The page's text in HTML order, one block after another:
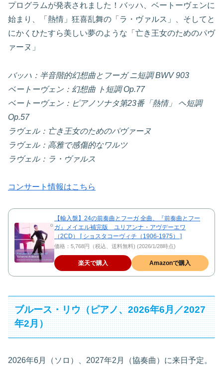
プログラムが発表されました！バッハ、ベートーヴェンに
始まり、「熱情」狂喜乱舞の「ラ・ヴァルス」、そしてと
にかくひたすら美しい夢のような「亡き王女のためのパヴ
ァーヌ」
バッハ：半音階的幻想曲とフーガ ニ短調 BWV 903
ベートーヴェン：幻想曲 ト短調 Op.77
ベートーヴェン：ピアノソナタ第23番「熱情」 ヘ短調
Op.57
ラヴェル：亡き王女のためのパヴァーヌ
ラヴェル：高雅で感傷的なワルツ
ラヴェル：ラ・ヴァルス
コンサート情報はこちら
【輸入盤】24の前奏曲とフーガ 全曲、『前奏曲とフー
ガ』メイエル補完版 ユリアンナ・アヴデーエワ
（2CD） [ ショスタコーヴィチ（1906-1975） ]
価格：5,768円（税込、送料無料) (2026/1/28時点)
楽天で購入 Amazonで購入
ブルース・リウ（ピアノ、2026年6月／2027
年2月）
2026年6月（ソロ）、2027年2月（協奏曲）に来日予定。